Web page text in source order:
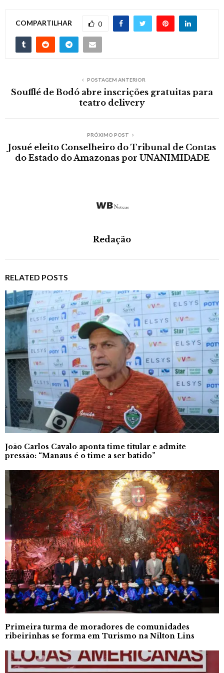
COMPARTILHAR 0
POSTAGEM ANTERIOR
Soufflé de Bodó abre inscrições gratuitas para
teatro delivery
PRÓXIMO POST
Josué eleito Conselheiro do Tribunal de Contas
do Estado do Amazonas por UNANIMIDADE
Redação
RELATED POSTS
João Carlos Cavalo aponta time titular e admite
pressão: “Manaus é o time a ser batido”
Primeira turma de moradores de comunidades
ribeirinhas se forma em Turismo na Nilton Lins